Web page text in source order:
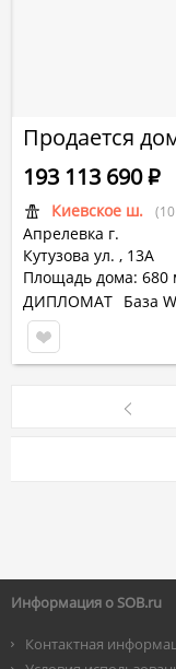
Продается
Киевское ш.
Апрелевка г.
Кутузова ул. , 13А
Площадь дома: 680
193 113 690Р
ДИПЛОМАТ База
Информация о SOB.ru
Контактная